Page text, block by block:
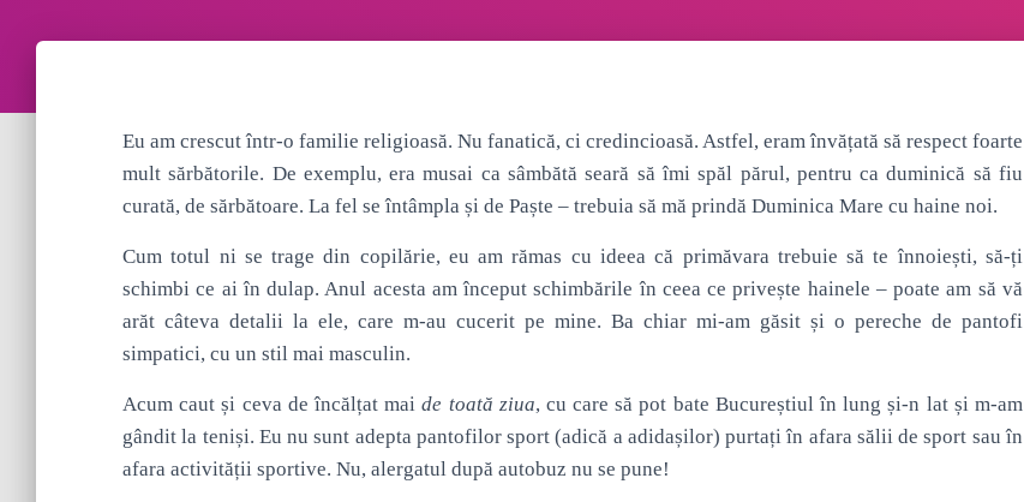
Eu am crescut într-o familie religioasă. Nu fanatică, ci credincioasă. Astfel, eram învățată să respect foarte
mult sărbătorile. De exemplu, era musai ca sâmbătă seară să îmi spăl părul, pentru ca duminică să fiu
curată, de sărbătoare. La fel se întâmpla și de Paște – trebuia să mă prindă Duminica Mare cu haine noi.
Cum totul ni se trage din copilărie, eu am rămas cu ideea că primăvara trebuie să te înnoiești, să-ți
schimbi ce ai în dulap. Anul acesta am început schimbările în ceea ce privește hainele – poate am să vă
arăt câteva detalii la ele, care m-au cucerit pe mine. Ba chiar mi-am găsit și o pereche de pantofi
simpatici, cu un stil mai masculin.
Acum caut și ceva de încălțat maide toată ziua, cu care să pot bate Bucureștiul în lung și-n lat și m-am
gândit la teniși. Eu nu sunt adepta pantofilor sport (adică a adidașilor) purtați în afara sălii de sport sau în
afara activității sportive. Nu, alergatul după autobuz nu se pune!